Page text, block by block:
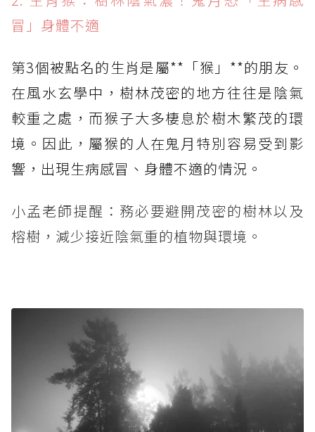
冒」身體不適
第3個被點名的生肖是屬**「猴」**的朋友。
在風水玄學中，樹林茂密的地方往往是陰氣
較重之處，而猴子大多棲息於樹木繁茂的環
境。因此，屬猴的人在鬼月特別容易受到影
響，出現生病感冒、身體不適的情況。
小孟老師提醒：務必要避開茂密的樹林以及
榕樹，減少接近陰氣重的植物與環境。